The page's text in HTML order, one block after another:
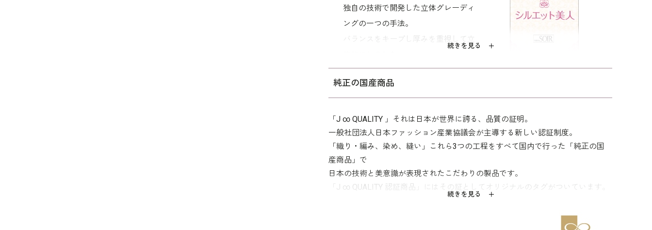
素材
表地：シルクランダムボーダージャカード（絹100％）×
バックサテンジョーゼット（トリアセテート85％ ポリ
エステル15％）
裏地：キュプラ100％
その他
ネックレス＋イヤリングセット /5612802-10
※モデル：身長170cm 9号着用
■ワンピース（単位:cm）
バスト ウエスト ヒップ 肩幅 着丈 袖丈
続きを見る
独自の技術で開発した立体グレーディ
ングの一つの手法。
バランスをキープし厚みを重視して立
シルエットが美しく、着心地が良く、
年令・サイズに関係なくすっきりフィ
純正の国産商品
続きを見る
「J ∞ QUALITY 」それは日本が世界に誇る、品質の証明。
一般社団法人日本ファッション産業協議会が主導する新しい認証制度。
「織り・編み、染め、縫い」これら3つの工程をすべて国内で行った「純正の国
産商品」で
日本の技術と美意識が表現されたこだわりの製品です。
「J ∞ QUALITY 認証商品」にはその証としてオリジナルのタグがついています。